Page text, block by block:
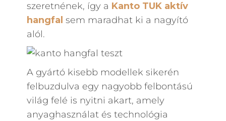
szeretnének, így a Kanto TUK aktív
hangfal sem maradhat ki a nagyító
alól.
A gyártó kisebb modellek sikerén
felbuzdulva egy nagyobb felbontású
világ felé is nyitni akart, amely
anyaghasználat és technológia